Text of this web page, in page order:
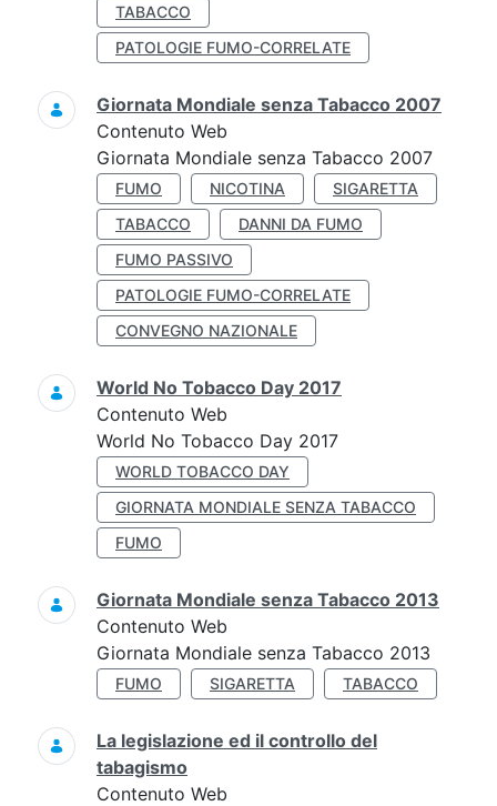
TABACCO
PATOLOGIE FUMO-CORRELATE
Giornata Mondiale senza Tabacco 2007
Contenuto Web
Giornata Mondiale senza Tabacco 2007
FUMO NICOTINA
SIGARETTA
TABACCO
DANNI DA FUMO
FUMO PASSIVO
PATOLOGIE FUMO-CORRELATE
CONVEGNO NAZIONALE
World No Tobacco Day 2017
Contenuto Web
World No Tobacco Day 2017
WORLD TOBACCO DAY
GIORNATA MONDIALE SENZA TABACCO
FUMO
Giornata Mondiale senza Tabacco 2013
Contenuto Web
Giornata Mondiale senza Tabacco 2013
FUMO SIGARETTA TABACCO
La legislazione ed il controllo del
tabagismo
Contenuto Web